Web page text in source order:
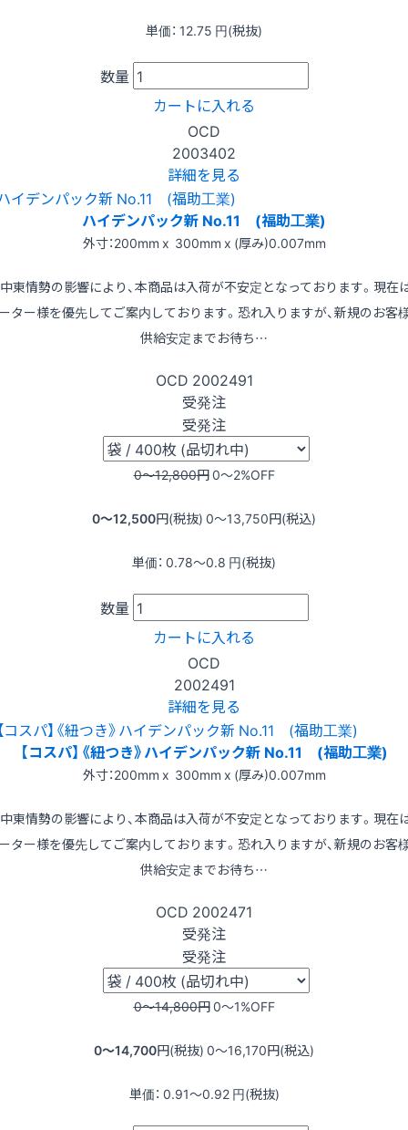
単価： 12.75 円(税抜)
数量
カートに入れる
OCD
2003402
詳細を見る
ハイデンパック新 No.11 (福助工業)
外寸：200mm x 300mm x (厚み)0.007mm
東情勢の影響により、本商品は入荷が不安定となっております。現在
ター様を優先してご案内しております。恐れ入りますが、新規のお客
供給安定までお待ち…
OCD 2002491
受発注
受発注
0〜12,800円0〜2%OFF
0〜12,500円(税抜) 0〜13,750円(税込)
単価： 0.78〜0.8 円(税抜)
数量
カートに入れる
OCD
2002491
詳細を見る
【コスパ】《紐つき》ハイデンパック新 No.11 (福助工業)
外寸：200mm x 300mm x (厚み)0.007mm
東情勢の影響により、本商品は入荷が不安定となっております。現在
ター様を優先してご案内しております。恐れ入りますが、新規のお客
供給安定までお待ち…
OCD 2002471
受発注
受発注
0〜14,800円0〜1%OFF
0〜14,700円(税抜) 0〜16,170円(税込)
単価： 0.91〜0.92 円(税抜)